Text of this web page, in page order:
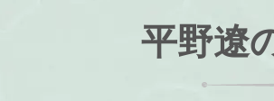
平野遼